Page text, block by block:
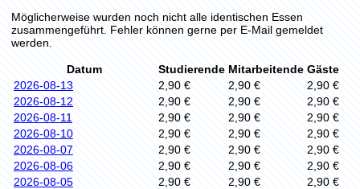
Möglicherweise wurden noch nicht alle identischen Essen
zusammengeführt. Fehler können gerne per E-Mail gemeldet
werden.
Datum Studierende Mitarbeitende Gäste
2026-08-13
2,90 € 2,90 €
2,90 €
2026-08-12
2,90 € 2,90 €
2,90 €
2026-08-11
2,90 € 2,90 €
2,90 €
2026-08-10
2,90 € 2,90 €
2,90 €
2026-08-07
2,90 € 2,90 €
2,90 €
2026-08-06
2,90 € 2,90 €
2,90 €
2026-08-05
2,90 € 2,90 €
2,90 €